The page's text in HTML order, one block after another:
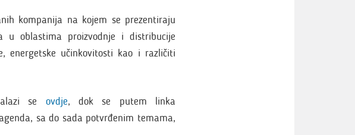
kompanija na kojem se prezentiraju
u oblastima proizvodnje i distribucije
energetske učinkovitosti kao i različiti
se ovdje, dok se putem linka
sa do sada potvrđenim temama,